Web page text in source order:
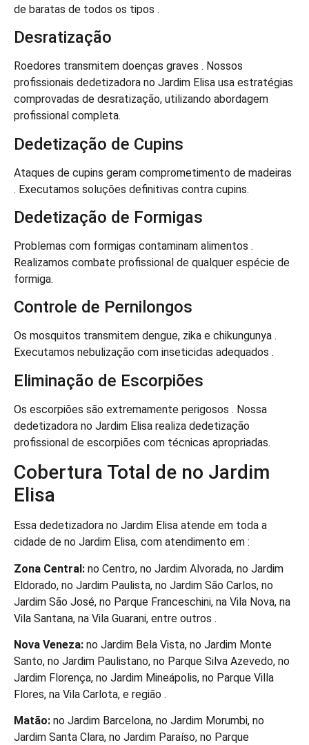
de baratas de todos os tipos .
Desratização
Roedores transmitem doenças graves . Nossos
profissionais dedetizadora no Jardim Elisa usa estratégias
comprovadas de desratização, utilizando abordagem
profissional completa.
Dedetização de Cupins
Ataques de cupins geram comprometimento de madeiras
. Executamos soluções definitivas contra cupins.
Dedetização de Formigas
Problemas com formigas contaminam alimentos .
Realizamos combate profissional de qualquer espécie de
formiga.
Controle de Pernilongos
Os mosquitos transmitem dengue, zika e chikungunya .
Executamos nebulização com inseticidas adequados .
Eliminação de Escorpiões
Os escorpiões são extremamente perigosos . Nossa
dedetizadora no Jardim Elisa realiza dedetização
profissional de escorpiões com técnicas apropriadas.
Cobertura Total de no Jardim
Elisa
Essa dedetizadora no Jardim Elisa atende em toda a
cidade de no Jardim Elisa, com atendimento em :
Zona Central: no Centro, no Jardim Alvorada, no Jardim
Eldorado, no Jardim Paulista, no Jardim São Carlos, no
Jardim São José, no Parque Franceschini, na Vila Nova, na
Vila Santana, na Vila Guarani, entre outros .
Nova Veneza: no Jardim Bela Vista, no Jardim Monte
Santo, no Jardim Paulistano, no Parque Silva Azevedo, no
Jardim Florença, no Jardim Mineápolis, no Parque Villa
Flores, na Vila Carlota, e região .
Matão: no Jardim Barcelona, no Jardim Morumbi, no
Jardim Santa Clara, no Jardim Paraíso, no Parque